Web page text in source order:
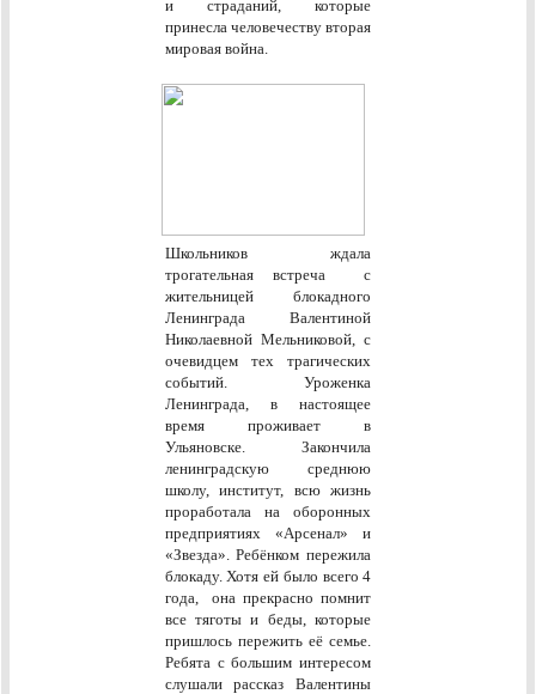
и страданий, которые
принесла человечеству вторая
мировая война.
Школьников ждала
трогательная встреча с
жительницей блокадного
Ленинграда Валентиной
Николаевной Мельниковой, с
очевидцем тех трагических
событий. Уроженка
Ленинграда, в настоящее
время проживает в
Ульяновске. Закончила
ленинградскую среднюю
школу, институт, всю жизнь
проработала на оборонных
предприятиях «Арсенал» и
«Звезда». Ребёнком пережила
блокаду. Хотя ей было всего 4
года, она прекрасно помнит
все тяготы и беды, которые
пришлось пережить её семье.
Ребята с большим интересом
слушали рассказ Валентины